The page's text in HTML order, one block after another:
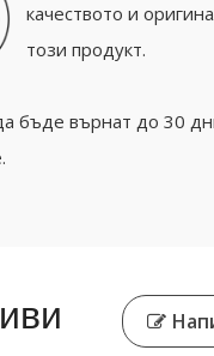
качеството и
този продукт.
бъде върнат до 30